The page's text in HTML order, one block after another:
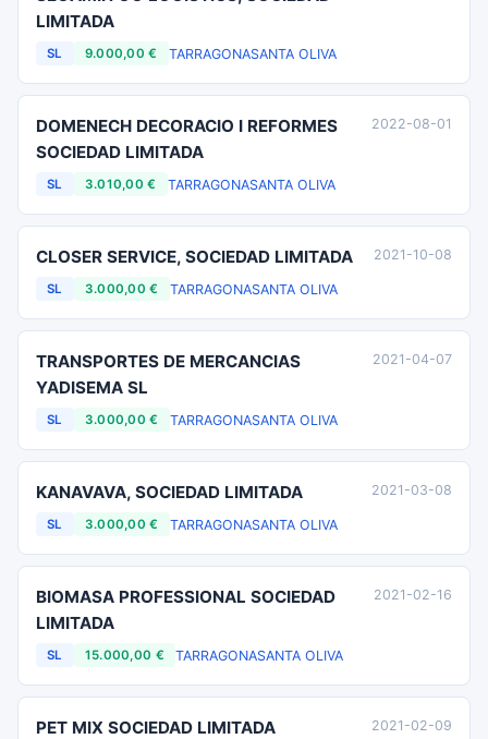
LIMITADA
SL 9.000,00 € TARRAGONASANTA OLIVA
DOMENECH DECORACIO I REFORMES
SOCIEDAD LIMITADA
SL 3.010,00 € TARRAGONASANTA OLIVA
2022-08-01
CLOSER SERVICE, SOCIEDAD LIMITADA
SL 3.000,00 € TARRAGONASANTA OLIVA
2021-10-08
TRANSPORTES DE MERCANCIAS
YADISEMA SL
SL 3.000,00 € TARRAGONASANTA OLIVA
2021-04-07
KANAVAVA, SOCIEDAD LIMITADA
SL 3.000,00 € TARRAGONASANTA OLIVA
2021-03-08
BIOMASA PROFESSIONAL SOCIEDAD
LIMITADA
SL 15.000,00 € TARRAGONASANTA OLIVA
2021-02-16
PET MIX SOCIEDAD LIMITADA 2021-02-09